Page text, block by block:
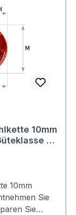
10mm
8
10mm
Sie
Sie